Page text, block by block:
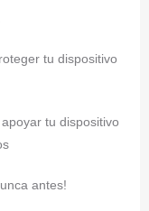
tu dispositivo
tu dispositivo
antes!